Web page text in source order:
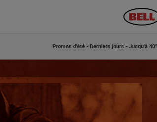
Promos d'été - Derniers jours - Jusqu'à